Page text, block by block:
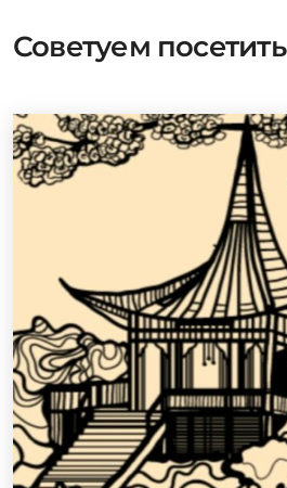
Советуем посетить